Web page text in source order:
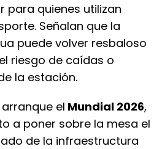
para quienes utilizan
Señalan que la
puede volver resbaloso
riesgo de caídas o
la estación.
el Mundial 2026,
a poner sobre la mesa el
de la infraestructura